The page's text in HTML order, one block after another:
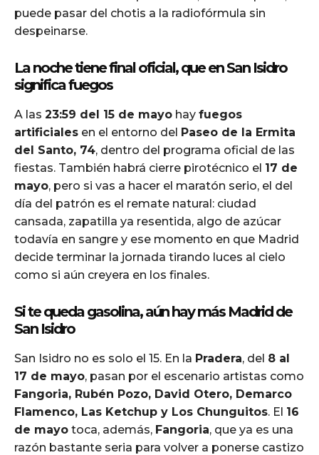
puede pasar del chotis a la radiofórmula sin
despeinarse.
La noche tiene final oficial, que en San Isidro
significa fuegos
A las 23:59 del 15 de mayo hay fuegos
artificiales en el entorno del Paseo de la Ermita
del Santo, 74, dentro del programa oficial de las
fiestas. También habrá cierre pirotécnico el 17 de
mayo, pero si vas a hacer el maratón serio, el del
día del patrón es el remate natural: ciudad
cansada, zapatilla ya resentida, algo de azúcar
todavía en sangre y ese momento en que Madrid
decide terminar la jornada tirando luces al cielo
como si aún creyera en los finales.
Si te queda gasolina, aún hay más Madrid de
San Isidro
San Isidro no es solo el 15. En la Pradera, del 8 al
17 de mayo, pasan por el escenario artistas como
Fangoria, Rubén Pozo, David Otero, Demarco
Flamenco, Las Ketchup y Los Chunguitos. El 16
de mayo toca, además, Fangoria, que ya es una
razón bastante seria para volver a ponerse castizo